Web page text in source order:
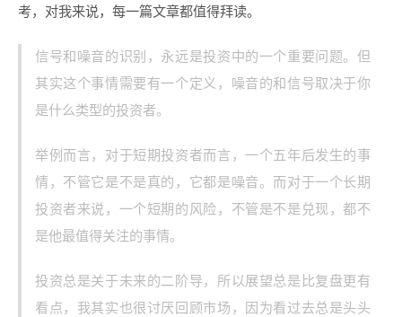
考，对我来说，每一篇文章都值得拜读。
信号和噪音的识别，永远是投资中的一个重要问题。但
其实这个事情需要有一个定义，噪音的和信号取决于你
是什么类型的投资者。
举例而言，对于短期投资者而言，一个五年后发生的事
情，不管它是不是真的，它都是噪音。而对于一个长期
投资者来说，一个短期的风险，不管是不是兑现，都不
是他最值得关注的事情。
投资总是关于未来的二阶导，所以展望总是比复盘更有
看点，我其实也很讨厌回顾市场，因为看过去总是头头